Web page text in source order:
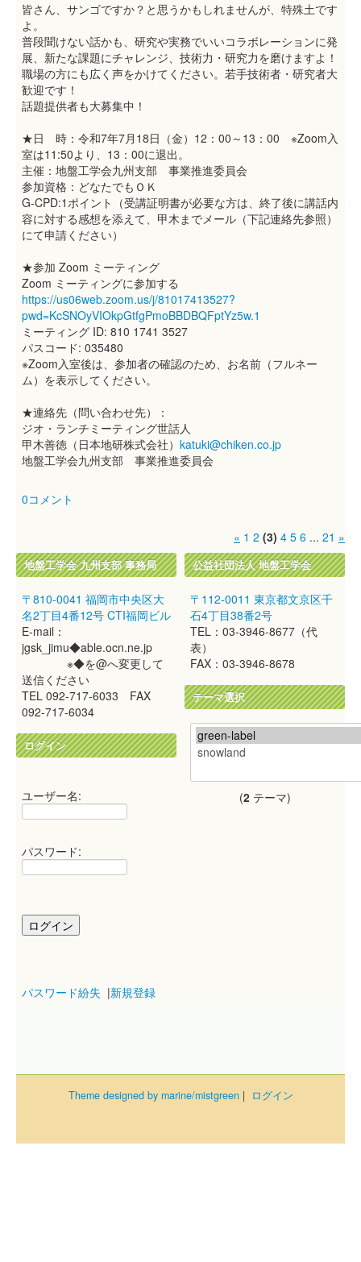
皆さん、サンゴですか？と思うかもしれませんが、特殊土です
よ。
普段聞けない話かも、研究や実務でいいコラボレーションに発
展、新たな課題にチャレンジ、技術力・研究力を磨けますよ！
職場の方にも広く声をかけてください。若手技術者・研究者大
歓迎です！
話題提供者も大募集中！
★日 時：令和7年7月18日（金）12：00～13：00 ※Zoom入
室は11:50より、13：00に退出。
主催：地盤工学会九州支部 事業推進委員会
参加資格：どなたでもＯＫ
G-CPD:1ポイント（受講証明書が必要な方は、終了後に講話内
容に対する感想を添えて、甲木までメール（下記連絡先参照）
にて申請ください）
★参加 Zoom ミーティング
Zoom ミーティングに参加する
https://us06web.zoom.us/j/81017413527?
pwd=KcSNOyVIOkpGtfgPmoBBDBQFptYz5w.1
ミーティング ID: 810 1741 3527
パスコード: 035480
※Zoom入室後は、参加者の確認のため、お名前（フルネー
ム）を表示してください。
★連絡先（問い合わせ先）：
ジオ・ランチミーティング世話人
甲木善徳（日本地研株式会社） katuki@chiken.co.jp
地盤工学会九州支部 事業推進委員会
0コメント
« 1 2 (3) 4 5 6 ... 21 »
地盤工学会 九州支部 事務局
〒810-0041 福岡市中央区大
名2丁目4番12号 CTI福岡ビル
E-mail：
jgsk_jimu◆able.ocn.ne.jp
※◆を@へ変更して
送信ください
TEL 092-717-6033 FAX
092-717-6034
ログイン
ユーザー名:
パスワード:
パスワード紛失 |新規登録
公益社団法人 地盤工学会
〒112-0011 東京都文京区千
石4丁目38番2号
TEL：03-3946-8677（代
表）
FAX：03-3946-8678
テーマ選択
(2テーマ)
Theme designed by marine/mistgreen| ログイン